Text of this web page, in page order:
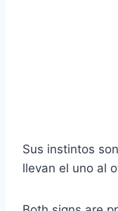
Sus instintos
llevan el uno al